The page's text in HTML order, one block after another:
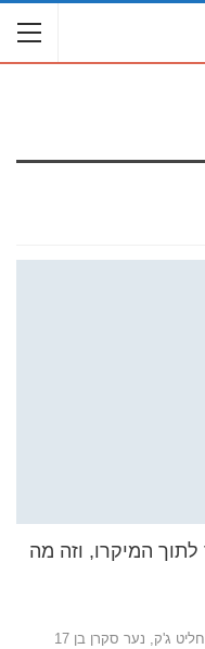
המיקרו, וזה מה
למרות האזהזרות החוזרות ונשנות מצד אביו, החליט ג'ק, נער סקרן בן 17